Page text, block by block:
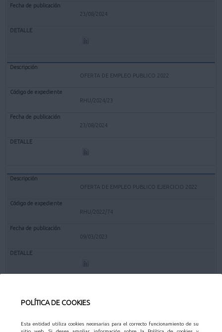
POLÍTICA DE COOKIES
Esta entidad utiliza cookies necesarias para el correcto funcionamiento de su
23/08/2024
OFERTA DE EMPLEO PUBLICO 2022
RHU/2024/23
23/08/2024
OFERTA DE EMPLEO PUBLICO EJERCICIO 2022
RHU/2022/74
09/03/2023
RHU/2021/1